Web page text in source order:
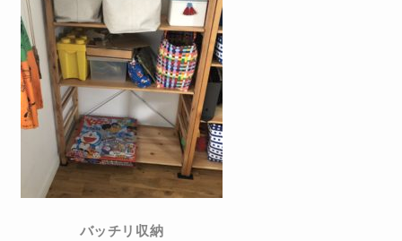
バッチリ収納